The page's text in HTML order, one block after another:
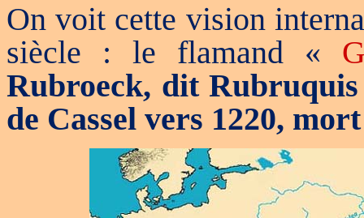
On voit cette vision
siècle : le flamand «
Rubroeck, dit Rubruquis
de Cassel vers 1220,